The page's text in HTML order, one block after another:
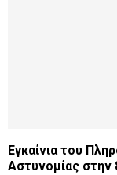
Εγκαίνια του
Αστυνομίας στην